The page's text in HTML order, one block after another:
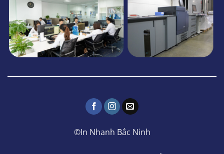
©In Nhanh Bắc Ninh